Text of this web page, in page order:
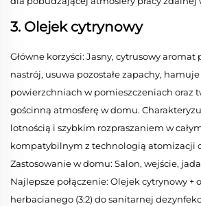
3. Olejek cytrynowy
Główne korzyści: Jasny, cytrusowy
nastrój, usuwa pozostałe zapachy,
powierzchniach w pomieszczeniach oraz
gościnną atmosferę w domu.
lotnością i szybkim rozpraszaniem w
kompatybilnym z technologią atomizacji
Zastosowanie w domu: Salon, wejście,
Najlepsze połączenie: Olejek cytrynowy +
herbacianego (3:2) do sanitarnej